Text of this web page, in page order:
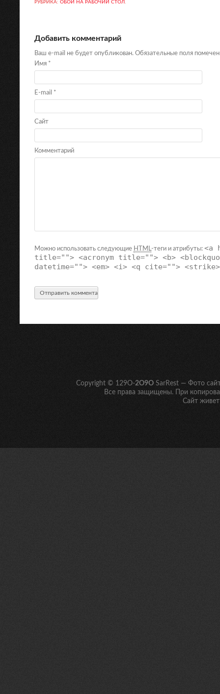
РУБРИКА: ОБОИ НА РАБОЧИЙ СТОЛ
Добавить комментарий
Ваш e-mail не будет опубликован. Обязательные поля
Имя *
E-mail *
Сайт
Комментарий
Можно использовать следующие HTML -теги и атрибуты: <a
title=""> <acronym title=""> <b>
datetime=""> <em> <i> <q cite="">
Copyright © 129O-2O9O SarRest — Фото
Все права защищены. При
Сайт живет